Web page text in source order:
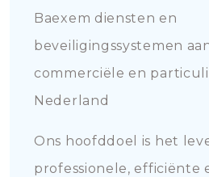
Baexem diensten en
beveiligingssystemen
commerciële en
Nederland
Ons hoofddoel is het
professionele, efficiënte